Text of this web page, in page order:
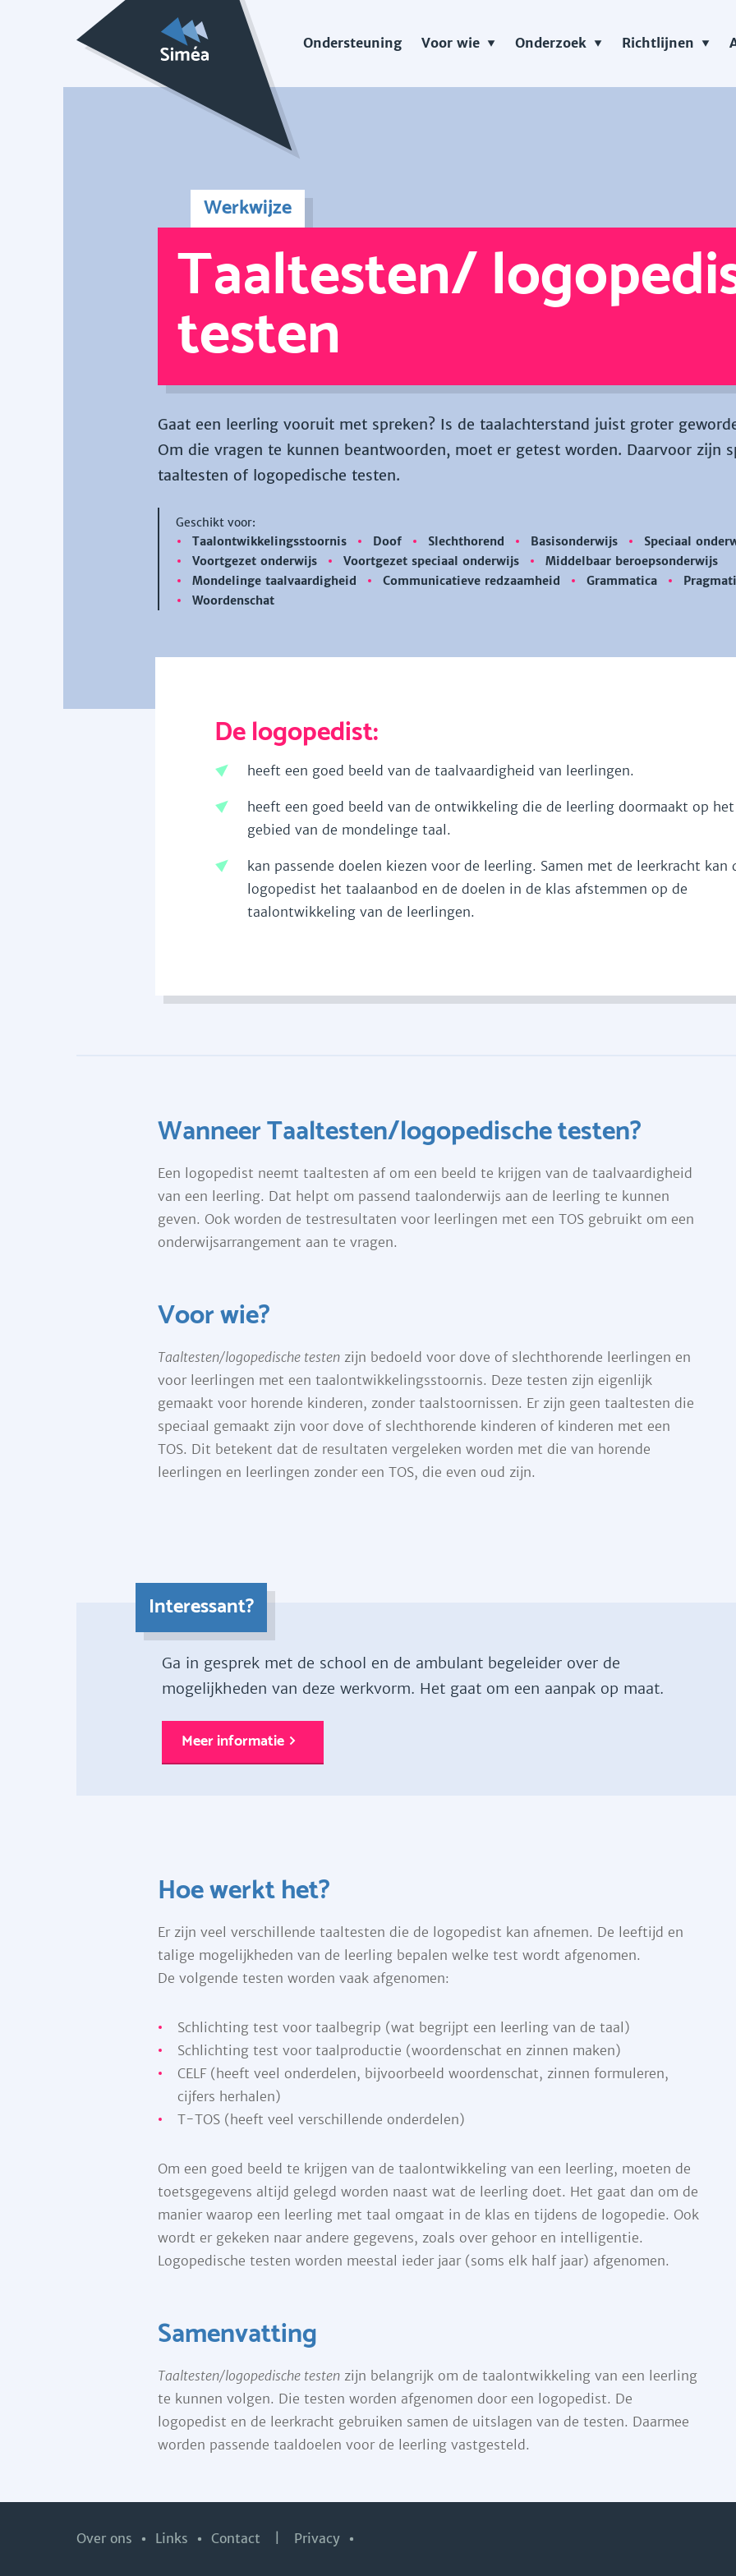
Ondersteuning Voor wie Onderzoek Richtlijnen
Werkwijze
Taaltesten/
testen
Gaat een leerling vooruit met spreken? Is de taalachterstand juist groter
Om die vragen te kunnen beantwoorden, moet er getest worden. Daarvoor zijn
taaltesten of logopedische testen.
Geschikt voor:
Taalontwikkelingsstoornis
Doof Slechthorend Basisonderwijs
Speciaal
Voortgezet onderwijs
Voortgezet speciaal onderwijs
Middelbaar beroepsonderwijs
Mondelinge taalvaardigheid
Communicatieve redzaamheid Grammatica
Woordenschat
De logopedist:
heeft een goed beeld van de taalvaardigheid van leerlingen.
heeft een goed beeld van de ontwikkeling die de leerling doormaakt op het
gebied van de mondelinge taal.
kan passende doelen kiezen voor de leerling. Samen met de leerkracht kan
logopedist het taalaanbod en de doelen in de klas afstemmen op de
taalontwikkeling van de leerlingen.
Wanneer Taaltesten/logopedische testen?
Een logopedist neemt taaltesten af om een beeld te krijgen van de taalvaardigheid
van een leerling. Dat helpt om passend taalonderwijs aan de leerling te kunnen
geven. Ook worden de testresultaten voor leerlingen met een TOS gebruikt om een
onderwijsarrangement aan te vragen.
Voor wie?
Taaltesten/logopedische testen zijn bedoeld voor dove of slechthorende leerlingen en
voor leerlingen met een taalontwikkelingsstoornis. Deze testen zijn eigenlijk
gemaakt voor horende kinderen, zonder taalstoornissen. Er zijn geen taaltesten die
speciaal gemaakt zijn voor dove of slechthorende kinderen of kinderen met een
TOS. Dit betekent dat de resultaten vergeleken worden met die van horende
leerlingen en leerlingen zonder een TOS, die even oud zijn.
Interessant?
Ga in gesprek met de school en de ambulant begeleider over de
mogelijkheden van deze werkvorm. Het gaat om een aanpak op maat.
Meer informatie
Hoe werkt het?
Er zijn veel verschillende taaltesten die de logopedist kan afnemen. De leeftijd en
talige mogelijkheden van de leerling bepalen welke test wordt afgenomen.
De volgende testen worden vaak afgenomen:
Schlichting test voor taalbegrip (wat begrijpt een leerling van de taal)
Schlichting test voor taalproductie (woordenschat en zinnen maken)
CELF (heeft veel onderdelen, bijvoorbeeld woordenschat, zinnen formuleren,
cijfers herhalen)
T-TOS (heeft veel verschillende onderdelen)
Om een goed beeld te krijgen van de taalontwikkeling van een leerling, moeten de
toetsgegevens altijd gelegd worden naast wat de leerling doet. Het gaat dan om de
manier waarop een leerling met taal omgaat in de klas en tijdens de logopedie. Ook
wordt er gekeken naar andere gegevens, zoals over gehoor en intelligentie.
Logopedische testen worden meestal ieder jaar (soms elk half jaar) afgenomen.
Samenvatting
Taaltesten/logopedische testen zijn belangrijk om de taalontwikkeling van een leerling
te kunnen volgen. Die testen worden afgenomen door een logopedist. De
logopedist en de leerkracht gebruiken samen de uitslagen van de testen. Daarmee
worden passende taaldoelen voor de leerling vastgesteld.
Over ons Links Contact Privacy